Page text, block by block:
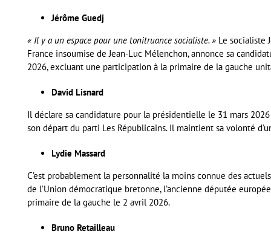
Jérôme Guedj
« Il y a un espace pour une tonitruance socialiste. » Le socialiste
France insoumise de Jean-Luc Mélenchon, annonce sa
2026, excluant une participation à la primaire de la gauche
David Lisnard
Il déclare sa candidature pour la présidentielle le 31 mars
son départ du parti Les Républicains. Il maintient sa volonté
Lydie Massard
C’est probablement la personnalité la moins connue des
de l’Union démocratique bretonne, l’ancienne députée
primaire de la gauche le 2 avril 2026.
Bruno Retailleau